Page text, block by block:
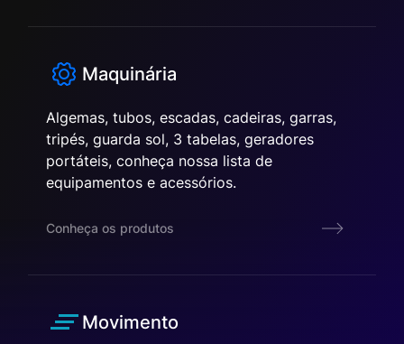
Maquinária
Algemas, tubos, escadas, cadeiras, garras,
tripés, guarda sol, 3 tabelas, geradores
portáteis, conheça nossa lista de
equipamentos e acessórios.
Conheça os produtos
Movimento